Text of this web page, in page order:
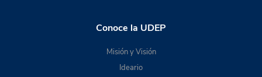
Conoce la UDEP
Misión y Visión
Ideario